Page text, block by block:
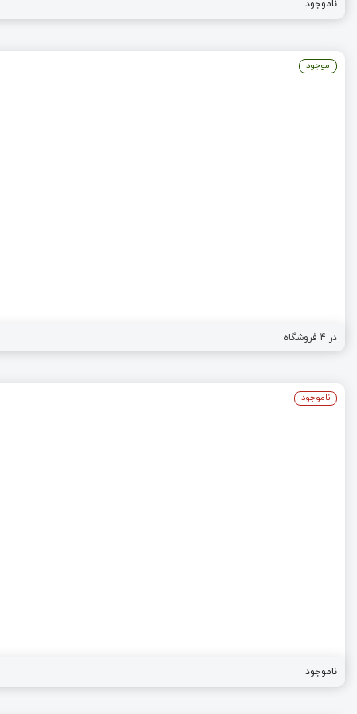
در 4 فروشگاه
موجود
ناموجود
ناموجود